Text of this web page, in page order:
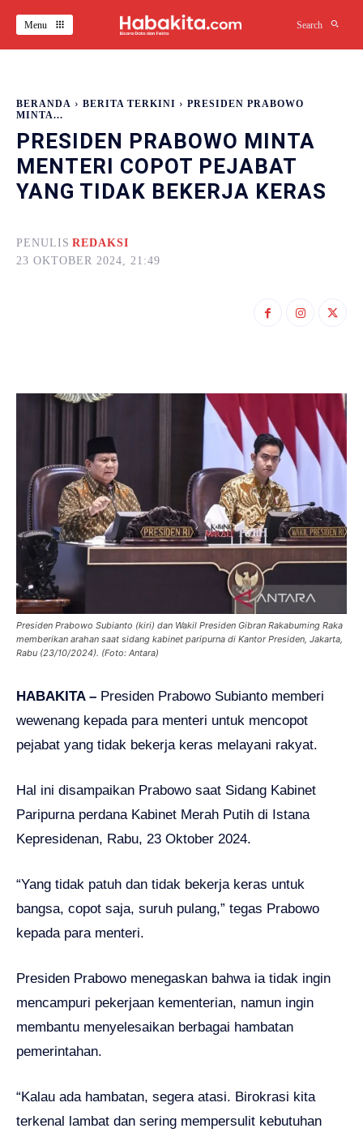
Menu Search
BERANDA BERITA TERKINI
PRESIDEN PRABOWO
MINTA...
PRESIDEN PRABOWO MINTA
MENTERI COPOT PEJABAT
YANG TIDAK BEKERJA KERAS
PENULIS REDAKSI
23 OKTOBER 2024, 21:49
Presiden Prabowo Subianto (kiri) dan Wakil Presiden Gibran Rakabuming Raka
memberikan arahan saat sidang kabinet paripurna di Kantor Presiden, Jakarta,
Rabu (23/10/2024). (Foto: Antara)
HABAKITA – Presiden Prabowo Subianto memberi
wewenang kepada para menteri untuk mencopot
pejabat yang tidak bekerja keras melayani rakyat.
Hal ini disampaikan Prabowo saat Sidang Kabinet
Paripurna perdana Kabinet Merah Putih di Istana
Kepresidenan, Rabu, 23 Oktober 2024.
“Yang tidak patuh dan tidak bekerja keras untuk
bangsa, copot saja, suruh pulang,” tegas Prabowo
kepada para menteri.
Presiden Prabowo menegaskan bahwa ia tidak ingin
mencampuri pekerjaan kementerian, namun ingin
membantu menyelesaikan berbagai hambatan
pemerintahan.
“Kalau ada hambatan, segera atasi. Birokrasi kita
terkenal lambat dan sering mempersulit kebutuhan